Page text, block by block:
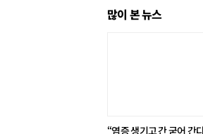
많이 본 뉴스
“염증 생기고 간 굳어 간